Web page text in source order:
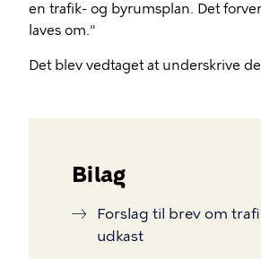
en trafik- og byrumsplan. Det
laves om."
Det blev vedtaget at underskrive
Bilag
Forslag til brev om
udkast